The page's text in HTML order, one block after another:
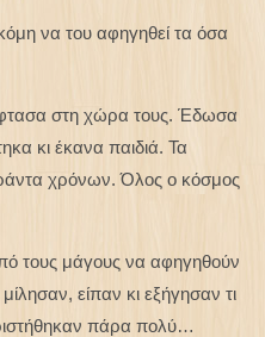
να του αφηγηθεί τα όσα
στη χώρα τους. Έδωσα
κι έκανα παιδιά. Τα
χρόνων. Όλος ο κόσμος
τους μάγους να αφηγηθούν
είπαν κι εξήγησαν τι
πάρα πολύ…